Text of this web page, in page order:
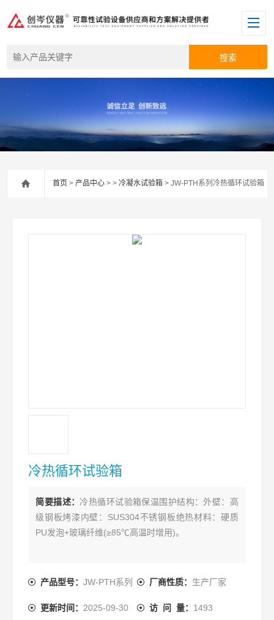
首页 >产品中心 > >冷凝水试验箱 > JW-PTH系列冷热循环试验箱
冷热循环试验箱
简要描述： 冷热循环试验箱保温围护结构：外壁：高
级钢板烤漆内壁：SUS304不锈钢板绝热材料：硬质
PU发泡+玻璃纤维(≥85℃高温时增用)。
产品型号：JW-PTH系列 厂商性质： 生产厂家
更新时间： 2025-09-30 访 问 量： 1493